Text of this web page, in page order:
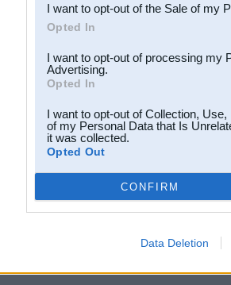
I want to opt-out of the Sale of my
Opted In
I want to opt-out of processing my
Advertising.
Opted In
I want to opt-out of Collection,
of my Personal Data that Is
it was collected.
Opted Out
CONFIRM
Data Deletion